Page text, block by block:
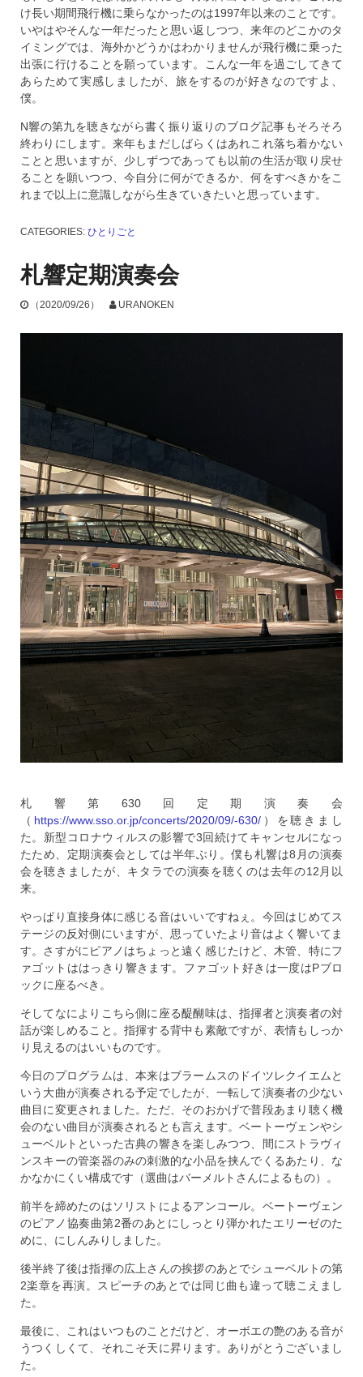
け長い期間飛行機に乗らなかったのは1997年以来のことです。
いやはやそんな一年だったと思い返しつつ、来年のどこかのタ
イミングでは、海外かどうかはわかりませんが飛行機に乗った
出張に行けることを願っています。こんな一年を過ごしてきて
あらためて実感しましたが、旅をするのが好きなのですよ、
僕。
N響の第九を聴きながら書く振り返りのブログ記事もそろそろ
終わりにします。来年もまだしばらくはあれこれ落ち着かない
ことと思いますが、少しずつであっても以前の生活が取り戻せ
ることを願いつつ、今自分に何ができるか、何をすべきかをこ
れまで以上に意識しながら生きていきたいと思っています。
CATEGORIES: ひとりごと
札響定期演奏会
（2020/09/26） URANOKEN
札響第630回定期演奏会
（ https://www.sso.or.jp/concerts/2020/09/-630/）を聴きまし
た。新型コロナウィルスの影響で3回続けてキャンセルになっ
たため、定期演奏会としては半年ぶり。僕も札響は8月の演奏
会を聴きましたが、キタラでの演奏を聴くのは去年の12月以
来。
やっぱり直接身体に感じる音はいいですねぇ。今回はじめてス
テージの反対側にいますが、思っていたより音はよく響いてま
す。さすがにピアノはちょっと遠く感じたけど、木管、特にフ
ァゴットははっきり響きます。ファゴット好きは一度はPブロ
ックに座るべき。
そしてなによりこちら側に座る醍醐味は、指揮者と演奏者の対
話が楽しめること。指揮する背中も素敵ですが、表情もしっか
り見えるのはいいものです。
今日のプログラムは、本来はブラームスのドイツレクイエムと
いう大曲が演奏される予定でしたが、一転して演奏者の少ない
曲目に変更されました。ただ、そのおかげで普段あまり聴く機
会のない曲目が演奏されるとも言えます。ベートーヴェンやシ
ューベルトといった古典の響きを楽しみつつ、間にストラヴィ
ンスキーの管楽器のみの刺激的な小品を挟んでくるあたり、な
かなかにくい構成です（選曲はバーメルトさんによるもの）。
前半を締めたのはソリストによるアンコール。ベートーヴェン
のピアノ協奏曲第2番のあとにしっとり弾かれたエリーゼのた
めに、にしんみりしました。
後半終了後は指揮の広上さんの挨拶のあとでシューベルトの第
2楽章を再演。スピーチのあとでは同じ曲も違って聴こえまし
た。
最後に、これはいつものことだけど、オーボエの艶のある音が
うつくしくて、それこそ天に昇ります。ありがとうございまし
た。